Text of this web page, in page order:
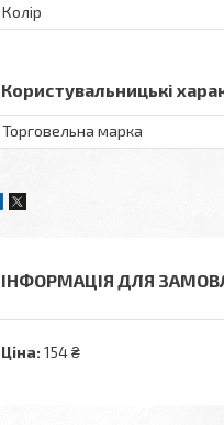
Колір
Користувальницькі
Торговельна марка
ІНФОРМАЦІЯ ДЛЯ
Ціна: 154 ₴